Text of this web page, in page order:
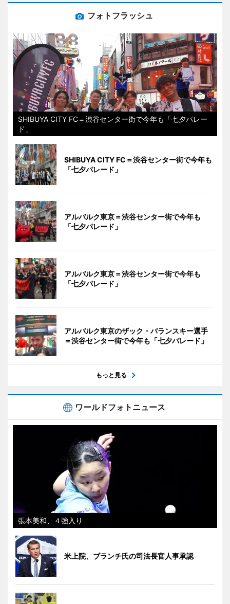
フォトフラッシュ
SHIBUYA CITY FC＝渋谷センター街で今年も「七夕パレー
ド」
SHIBUYA CITY FC＝渋谷センター街で今年も
「七夕パレード」
アルバルク東京＝渋谷センター街で今年も
「七夕パレード」
アルバルク東京＝渋谷センター街で今年も
「七夕パレード」
アルバルク東京のザック・バランスキー選手
＝渋谷センター街で今年も「七夕パレード」
もっと見る
ワールドフォトニュース
張本美和、４強入り
米上院、ブランチ氏の司法長官人事承認